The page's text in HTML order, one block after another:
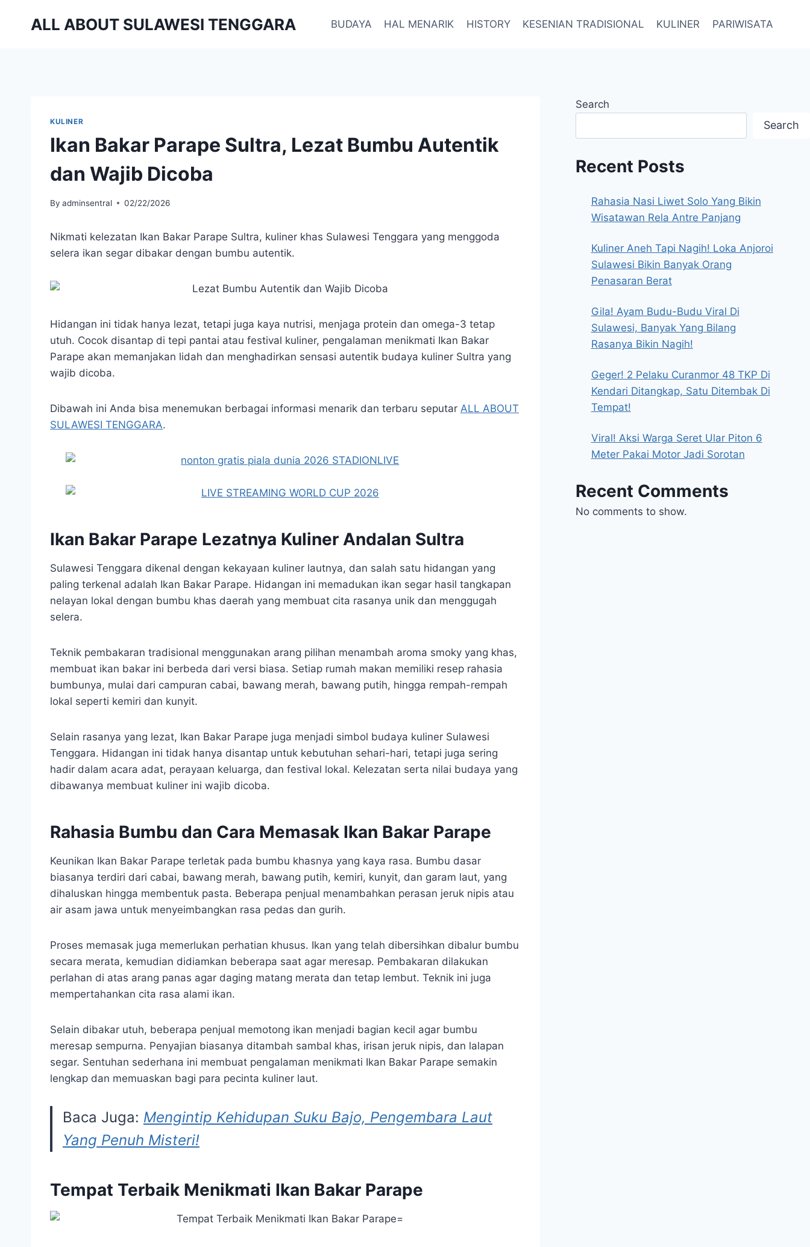
ALL ABOUT SULAWESI TENGGARA BUDAYA HAL MENARIK HISTORY KESENIAN TRADISIONAL KULINER PARIWISATA
KULINER
Ikan Bakar Parape Sultra, Lezat Bumbu Autentik
dan Wajib Dicoba
By adminsentral 02/22/2026
Nikmati kelezatan Ikan Bakar Parape Sultra, kuliner khas Sulawesi Tenggara yang menggoda
selera ikan segar dibakar dengan bumbu autentik.
Hidangan ini tidak hanya lezat, tetapi juga kaya nutrisi, menjaga protein dan omega-3 tetap
utuh. Cocok disantap di tepi pantai atau festival kuliner, pengalaman menikmati Ikan Bakar
Parape akan memanjakan lidah dan menghadirkan sensasi autentik budaya kuliner Sultra yang
wajib dicoba.
Dibawah ini Anda bisa menemukan berbagai informasi menarik dan terbaru seputar ALL ABOUT
SULAWESI TENGGARA.
Ikan Bakar Parape Lezatnya Kuliner Andalan Sultra
Sulawesi Tenggara dikenal dengan kekayaan kuliner lautnya, dan salah satu hidangan yang
paling terkenal adalah Ikan Bakar Parape. Hidangan ini memadukan ikan segar hasil tangkapan
nelayan lokal dengan bumbu khas daerah yang membuat cita rasanya unik dan menggugah
selera.
Teknik pembakaran tradisional menggunakan arang pilihan menambah aroma smoky yang khas,
membuat ikan bakar ini berbeda dari versi biasa. Setiap rumah makan memiliki resep rahasia
bumbunya, mulai dari campuran cabai, bawang merah, bawang putih, hingga rempah-rempah
lokal seperti kemiri dan kunyit.
Selain rasanya yang lezat, Ikan Bakar Parape juga menjadi simbol budaya kuliner Sulawesi
Tenggara. Hidangan ini tidak hanya disantap untuk kebutuhan sehari-hari, tetapi juga sering
hadir dalam acara adat, perayaan keluarga, dan festival lokal. Kelezatan serta nilai budaya yang
dibawanya membuat kuliner ini wajib dicoba.
Rahasia Bumbu dan Cara Memasak Ikan Bakar Parape
Keunikan Ikan Bakar Parape terletak pada bumbu khasnya yang kaya rasa. Bumbu dasar
biasanya terdiri dari cabai, bawang merah, bawang putih, kemiri, kunyit, dan garam laut, yang
dihaluskan hingga membentuk pasta. Beberapa penjual menambahkan perasan jeruk nipis atau
air asam jawa untuk menyeimbangkan rasa pedas dan gurih.
Proses memasak juga memerlukan perhatian khusus. Ikan yang telah dibersihkan dibalur bumbu
secara merata, kemudian didiamkan beberapa saat agar meresap. Pembakaran dilakukan
perlahan di atas arang panas agar daging matang merata dan tetap lembut. Teknik ini juga
mempertahankan cita rasa alami ikan.
Selain dibakar utuh, beberapa penjual memotong ikan menjadi bagian kecil agar bumbu
meresap sempurna. Penyajian biasanya ditambah sambal khas, irisan jeruk nipis, dan lalapan
segar. Sentuhan sederhana ini membuat pengalaman menikmati Ikan Bakar Parape semakin
lengkap dan memuaskan bagi para pecinta kuliner laut.
Baca Juga: Mengintip Kehidupan Suku Bajo, Pengembara Laut
Yang Penuh Misteri!
Tempat Terbaik Menikmati Ikan Bakar Parape
Search
Search
Recent Posts
Rahasia Nasi Liwet Solo Yang Bikin
Wisatawan Rela Antre Panjang
Kuliner Aneh Tapi Nagih! Loka Anjoroi
Sulawesi Bikin Banyak Orang
Penasaran Berat
Gila! Ayam Budu-Budu Viral Di
Sulawesi, Banyak Yang Bilang
Rasanya Bikin Nagih!
Geger! 2 Pelaku Curanmor 48 TKP Di
Kendari Ditangkap, Satu Ditembak Di
Tempat!
Viral! Aksi Warga Seret Ular Piton 6
Meter Pakai Motor Jadi Sorotan
Recent Comments
No comments to show.